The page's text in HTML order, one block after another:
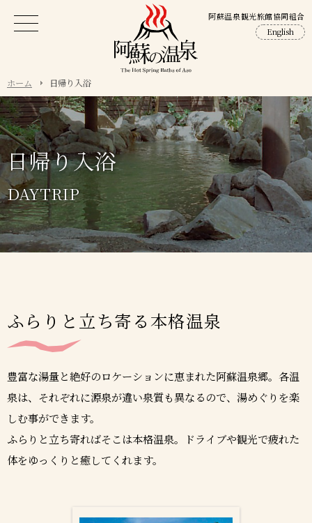
阿蘇温泉観光旅館協同組合
English
ホーム 日帰り入浴
日帰り入浴
DAYTRIP
ふらりと立ち寄る本格温泉
豊富な湯量と絶好のロケーションに恵まれた阿蘇温泉郷。各温
泉は、それぞれに源泉が違い泉質も異なるので、湯めぐりを楽
しむ事ができます。
ふらりと立ち寄ればそこは本格温泉。ドライブや観光で疲れた
体をゆっくりと癒してくれます。